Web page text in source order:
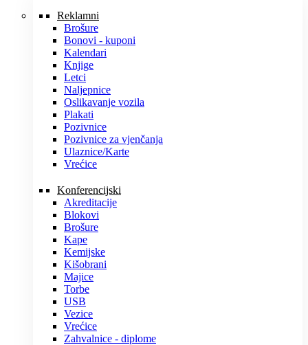
Reklamni
Brošure
Bonovi - kuponi
Kalendari
Knjige
Letci
Naljepnice
Oslikavanje vozila
Plakati
Pozivnice
Pozivnice za vjenčanja
Ulaznice/Karte
Vrećice
Konferencijski
Akreditacije
Blokovi
Brošure
Kape
Kemijske
Kišobrani
Majice
Torbe
USB
Vezice
Vrećice
Zahvalnice - diplome